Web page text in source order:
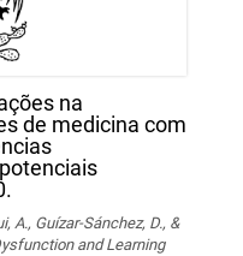
na
de medicina com
A., Guízar-Sánchez, D., &
and Learning